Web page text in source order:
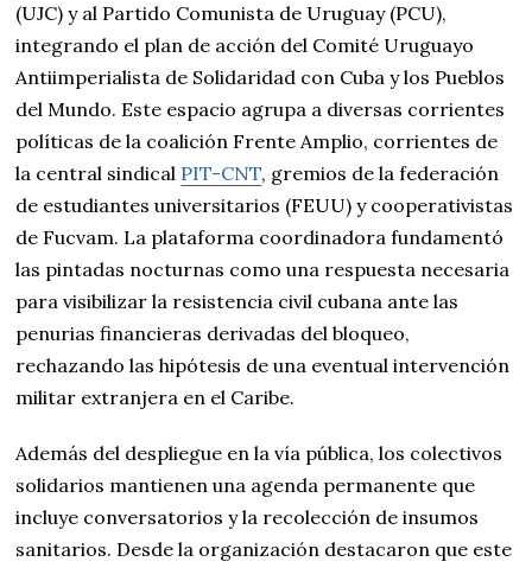
(UJC) y al Partido Comunista de Uruguay (PCU),
integrando el plan de acción del Comité Uruguayo
Antiimperialista de Solidaridad con Cuba y los Pueblos
del Mundo. Este espacio agrupa a diversas corrientes
políticas de la coalición Frente Amplio, corrientes de
la central sindical PIT-CNT, gremios de la federación
de estudiantes universitarios (FEUU) y cooperativistas
de Fucvam. La plataforma coordinadora fundamentó
las pintadas nocturnas como una respuesta necesaria
para visibilizar la resistencia civil cubana ante las
penurias financieras derivadas del bloqueo,
rechazando las hipótesis de una eventual intervención
militar extranjera en el Caribe.
Además del despliegue en la vía pública, los colectivos
solidarios mantienen una agenda permanente que
incluye conversatorios y la recolección de insumos
sanitarios. Desde la organización destacaron que este